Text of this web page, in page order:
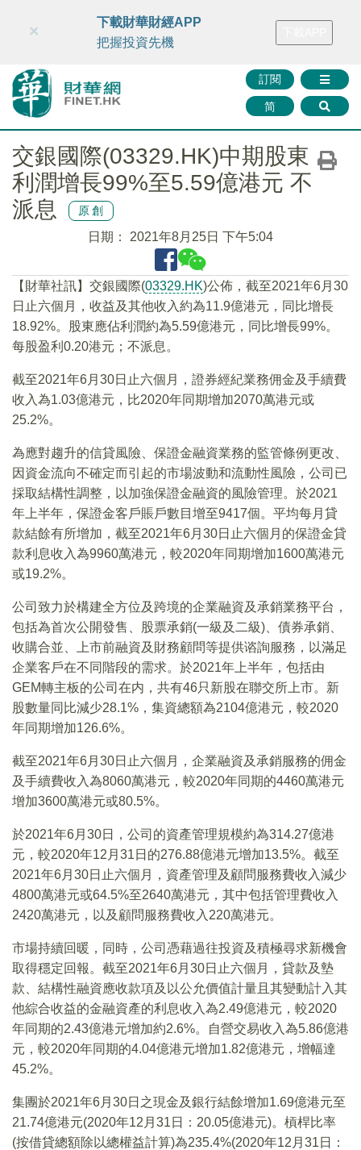
財華智庫網 FINTV FINMETA 財華證券 媒體矩陣
訂閱
简
×
下載財華財經APP
把握投資先機
交銀國際(03329.HK)中期股東
利潤增長99%至5.59億港元 不
派息
原創
日期： 2021年8月25日 下午5:04
【財華社訊】交銀國際(03329.HK)公佈，截至2021年6月30
日止六個月，收益及其他收入約為11.9億港元，同比增長
18.92%。股東應佔利潤約為5.59億港元，同比增長99%。
每股盈利0.20港元；不派息。
截至2021年6月30日止六個月，證券經紀業務佣金及手續費
收入為1.03億港元，比2020年同期增加2070萬港元或
25.2%。
為應對趨升的信貸風險、保證金融資業務的監管條例更改、
因資金流向不確定而引起的市場波動和流動性風險，公司已
採取結構性調整，以加強保證金融資的風險管理。於2021
年上半年，保證金客戶賬戶數目增至9417個。平均每月貸
款結餘有所增加，截至2021年6月30日止六個月的保證金貸
款利息收入為9960萬港元，較2020年同期增加1600萬港元
或19.2%。
公司致力於構建全方位及跨境的企業融資及承銷業務平台，
包括為首次公開發售、股票承銷(一級及二級)、債券承銷、
收購合並、上市前融資及財務顧問等提供谘詢服務，以滿足
企業客戶在不同階段的需求。於2021年上半年，包括由
GEM轉主板的公司在内，共有46只新股在聯交所上市。新
股數量同比減少28.1%，集資總額為2104億港元，較2020
年同期增加126.6%。
截至2021年6月30日止六個月，企業融資及承銷服務的佣金
及手續費收入為8060萬港元，較2020年同期的4460萬港元
增加3600萬港元或80.5%。
於2021年6月30日，公司的資產管理規模約為314.27億港
元，較2020年12月31日的276.88億港元增加13.5%。截至
2021年6月30日止六個月，資產管理及顧問服務費收入減少
4800萬港元或64.5%至2640萬港元，其中包括管理費收入
2420萬港元，以及顧問服務費收入220萬港元。
市場持續回暖，同時，公司憑藉過往投資及積極尋求新機會
取得穩定回報。截至2021年6月30日止六個月，貸款及墊
款、結構性融資應收款項及以公允價值計量且其變動計入其
他綜合收益的金融資產的利息收入為2.49億港元，較2020
年同期的2.43億港元增加約2.6%。自營交易收入為5.86億港
元，較2020年同期的4.04億港元增加1.82億港元，增幅達
45.2%。
集團於2021年6月30日之現金及銀行結餘增加1.69億港元至
21.74億港元(2020年12月31日：20.05億港元)。槓桿比率
(按借貸總額除以總權益計算)為235.4%(2020年12月31日：